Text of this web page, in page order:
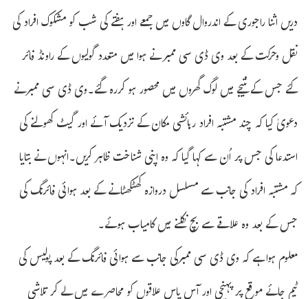
دریں اثنا راجوری کے اندروال گاوں میں جمعے اور ہفتے کی شب کو مشکوک افراد کی
نقل وحرکت کے بعد وی ڈی سی ممبر نے ہوا میں متعدد گولیوں کے راونڈ فائر
کئے جس کے نتیجے میں لوگ گھروں میں محصور ہو کررہ گئے۔وی ڈی سی ممبرنے
دعویٰ کیا کہ چند مشتبہ افراد رہائشی مکان کے نزدیک آئے اور گیٹ کھولنے کی
استدعا کی جس پر اُن سے کہا گیا کہ وہ اپنی شناخت ظاہر کریں۔انہوں نے بتایا
کہ مشتبہ افراد کی جانب سے مسلسل دروازہ کھٹکھٹانے کے بعد ہوائی فائرنگ کی
جس کے بعد وہ علاقے سے بچ نکلنے میں کامیاب ہوئے۔
معلوم ہوا ہے کہ وی ڈی سی ممبرکی جانب سے ہوائی فائرنگ کے بعد پولیس کی